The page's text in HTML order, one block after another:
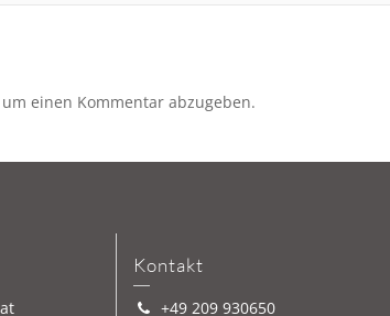
einen Kommentar abzugeben.
Kontakt
+49 209 930650